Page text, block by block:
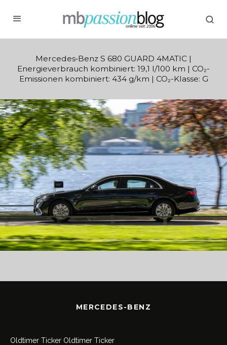
Mercedes‑Benz S 680 GUARD 4MATIC |
Energieverbrauch kombiniert: 19,1 l/100 km | CO₂-
Emissionen kombiniert: 434 g/km | CO₂-Klasse: G
MERCEDES-BENZ
Oldtimer Ticker Oldtimer Ticker